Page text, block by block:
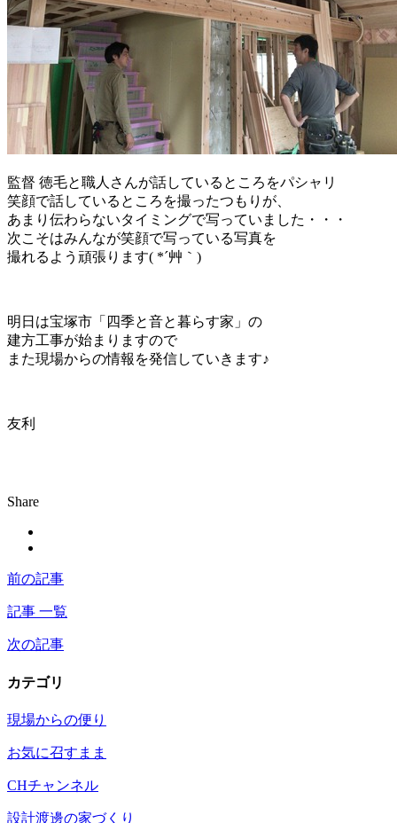
監督 徳毛と職人さんが話しているところをパシャリ
笑顔で話しているところを撮ったつもりが、
あまり伝わらないタイミングで写っていました・・・
次こそはみんなが笑顔で写っている写真を
撮れるよう頑張ります( *´艸｀)
明日は宝塚市「四季と音と暮らす家」の
建方工事が始まりますので
また現場からの情報を発信していきます♪
友利
Share
前の記事
記事 一覧
次の記事
カテゴリ
現場からの便り
お気に召すまま
CHチャンネル
設計渡邊の家づくり